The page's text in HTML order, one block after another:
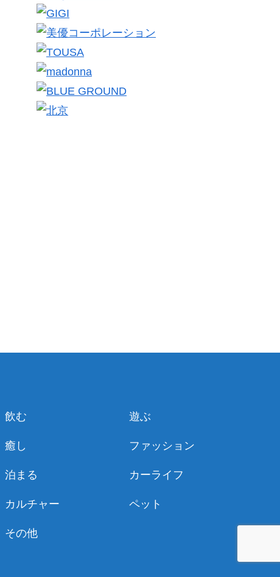
飲む 遊ぶ
癒し ファッション
泊まる カーライフ
カルチャー ペット
その他